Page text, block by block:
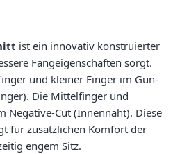
ist ein innovativ konstruierter
Fangeigenschaften sorgt.
und kleiner Finger im Gun-
Die Mittelfinger und
Negative-Cut (Innennaht). Diese
für zusätzlichen Komfort der
engem Sitz.